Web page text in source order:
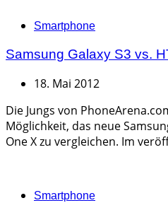
Categories
Smartphone
Samsung Galaxy S3 vs.
18. Mai 2012
Die Jungs von
Möglichkeit, das neue
One X zu vergleichen. Im
Categories
Smartphone